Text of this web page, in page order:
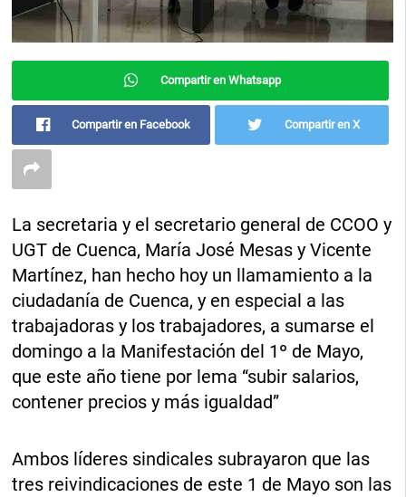
Compartir en Whatsapp
Compartir en Facebook Compartir en X
La secretaria y el secretario general de CCOO y
UGT de Cuenca, María José Mesas y Vicente
Martínez, han hecho hoy un llamamiento a la
ciudadanía de Cuenca, y en especial a las
trabajadoras y los trabajadores, a sumarse el
domingo a la Manifestación del 1º de Mayo,
que este año tiene por lema “subir salarios,
contener precios y más igualdad”
Ambos líderes sindicales subrayaron que las
tres reivindicaciones de este 1 de Mayo son las